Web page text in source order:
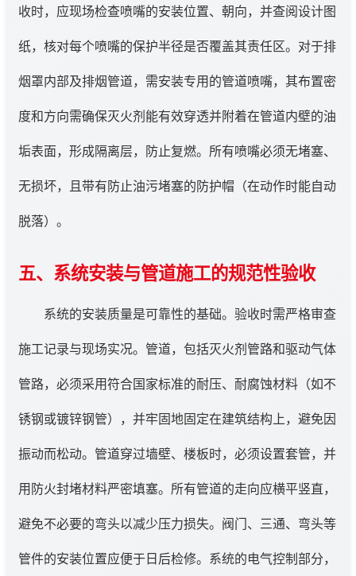
收时，应现场检查喷嘴的安装位置、朝向，并查阅设计图
纸，核对每个喷嘴的保护半径是否覆盖其责任区。对于排
烟罩内部及排烟管道，需安装专用的管道喷嘴，其布置密
度和方向需确保灭火剂能有效穿透并附着在管道内壁的油
垢表面，形成隔离层，防止复燃。所有喷嘴必须无堵塞、
无损坏，且带有防止油污堵塞的防护帽（在动作时能自动
脱落）。
五、系统安装与管道施工的规范性验收
系统的安装质量是可靠性的基础。验收时需严格审查
施工记录与现场实况。管道，包括灭火剂管路和驱动气体
管路，必须采用符合国家标准的耐压、耐腐蚀材料（如不
锈钢或镀锌钢管），并牢固地固定在建筑结构上，避免因
振动而松动。管道穿过墙壁、楼板时，必须设置套管，并
用防火封堵材料严密填塞。所有管道的走向应横平竖直，
避免不必要的弯头以减少压力损失。阀门、三通、弯头等
管件的安装位置应便于日后检修。系统的电气控制部分，